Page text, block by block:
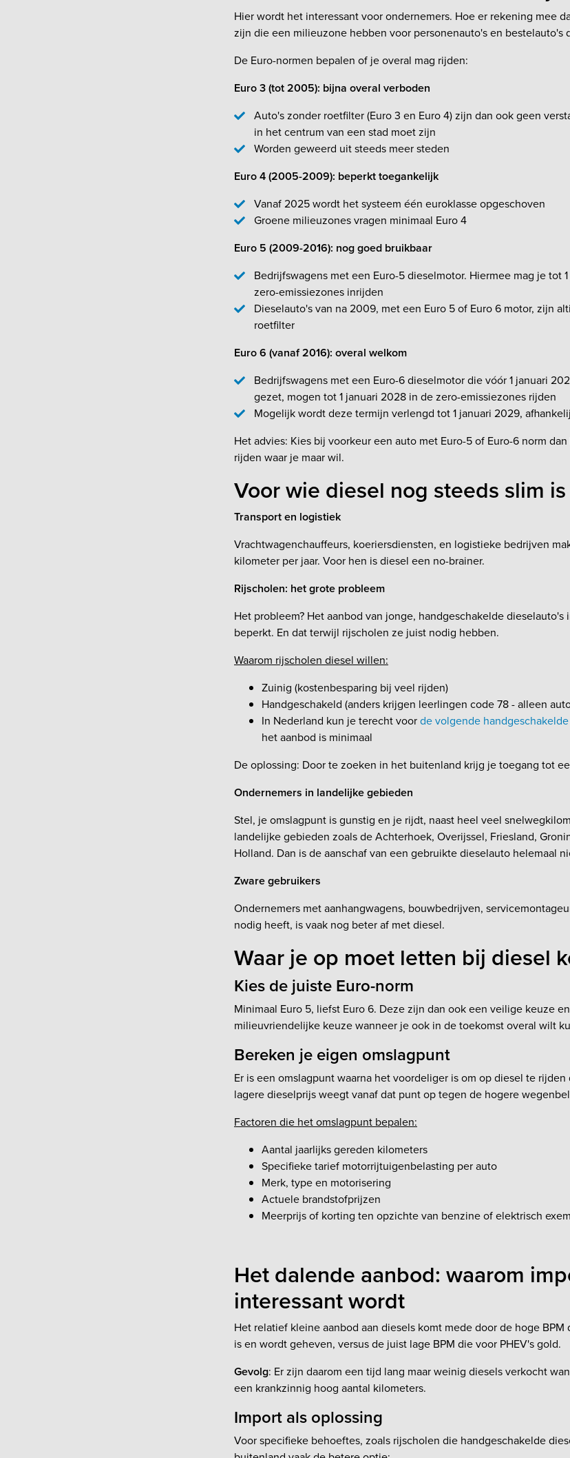
Hier wordt het interessant voor ondernemers. Hoe er rekening mee
zijn die een milieuzone hebben voor personenauto's en bestelauto's
De Euro-normen bepalen of je overal mag rijden:
Euro 3 (tot 2005): bijna overal verboden
Auto's zonder roetfilter (Euro 3 en Euro 4) zijn dan ook geen
in het centrum van een stad moet zijn
Worden geweerd uit steeds meer steden
Euro 4 (2005-2009): beperkt toegankelijk
Vanaf 2025 wordt het systeem één euroklasse opgeschoven
Groene milieuzones vragen minimaal Euro 4
Euro 5 (2009-2016): nog goed bruikbaar
Bedrijfswagens met een Euro-5 dieselmotor. Hiermee mag je tot
zero-emissiezones inrijden
Dieselauto's van na 2009, met een Euro 5 of Euro 6 motor, zijn
roetfilter
Euro 6 (vanaf 2016): overal welkom
Bedrijfswagens met een Euro-6 dieselmotor die vóór 1 januari
gezet, mogen tot 1 januari 2028 in de zero-emissiezones rijden
Mogelijk wordt deze termijn verlengd tot 1 januari 2029,
Het advies: Kies bij voorkeur een auto met Euro-5 of Euro-6 norm
rijden waar je maar wil.
Voor wie diesel nog steeds slim is
Transport en logistiek
Vrachtwagenchauffeurs, koeriersdiensten, en logistieke bedrijven
kilometer per jaar. Voor hen is diesel een no-brainer.
Rijscholen: het grote probleem
Het probleem? Het aanbod van jonge, handgeschakelde dieselauto's
beperkt. En dat terwijl rijscholen ze juist nodig hebben.
Waarom rijscholen diesel willen:
Zuinig (kostenbesparing bij veel rijden)
Handgeschakeld (anders krijgen leerlingen code 78 - alleen
In Nederland kun je terecht voorde volgende
het aanbod is minimaal
De oplossing: Door te zoeken in het buitenland krijg je toegang tot
Ondernemers in landelijke gebieden
Stel, je omslagpunt is gunstig en je rijdt, naast heel veel
landelijke gebieden zoals de Achterhoek, Overijssel, Friesland,
Holland. Dan is de aanschaf van een gebruikte dieselauto helemaal
Zware gebruikers
Ondernemers met aanhangwagens, bouwbedrijven,
nodig heeft, is vaak nog beter af met diesel.
Waar je op moet letten bij diesel
Kies de juiste Euro-norm
Minimaal Euro 5, liefst Euro 6. Deze zijn dan ook een veilige keuze
milieuvriendelijke keuze wanneer je ook in de toekomst overal wilt
Bereken je eigen omslagpunt
Er is een omslagpunt waarna het voordeliger is om op diesel te
lagere dieselprijs weegt vanaf dat punt op tegen de hogere
Factoren die het omslagpunt bepalen:
Aantal jaarlijks gereden kilometers
Specifieke tarief motorrijtuigenbelasting per auto
Merk, type en motorisering
Actuele brandstofprijzen
Meerprijs of korting ten opzichte van benzine of elektrisch
Het dalende aanbod: waarom
interessant wordt
Het relatief kleine aanbod aan diesels komt mede door de hoge
is en wordt geheven, versus de juist lage BPM die voor PHEV's gold.
Gevolg: Er zijn daarom een tijd lang maar weinig diesels verkocht
een krankzinnig hoog aantal kilometers.
Import als oplossing
Voor specifieke behoeftes, zoals rijscholen die handgeschakelde